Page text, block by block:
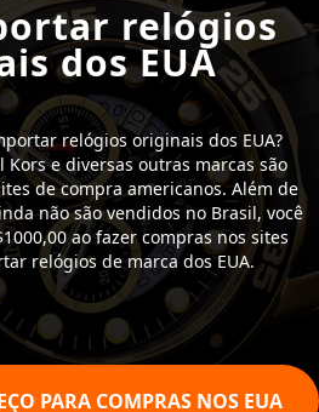
relógios
dos EUA
relógios originais dos EUA?
e diversas outras marcas são
de compra americanos. Além de
não são vendidos no Brasil, você
ao fazer compras nos sites
relógios de marca dos EUA.
PARA COMPRAS NOS EUA